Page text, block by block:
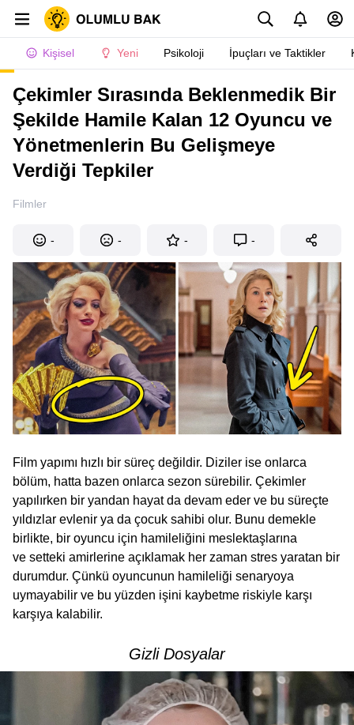
Kişisel Yeni Psikoloji İpuçları ve Taktikler
Çekimler Sırasında Beklenmedik Bir
Şekilde Hamile Kalan 12 Oyuncu ve
Yönetmenlerin Bu Gelişmeye
Verdiği Tepkiler
Filmler
- - - -
Film yapımı hızlı bir süreç değildir. Diziler ise onlarca
bölüm, hatta bazen onlarca sezon sürebilir. Çekimler
yapılırken bir yandan hayat da devam eder ve bu süreçte
yıldızlar evlenir ya da çocuk sahibi olur. Bunu demekle
birlikte, bir oyuncu için hamileliğini meslektaşlarına
ve setteki amirlerine açıklamak her zaman stres yaratan bir
durumdur. Çünkü oyuncunun hamileliği senaryoya
uymayabilir ve bu yüzden işini kaybetme riskiyle karşı
karşıya kalabilir.
Gizli Dosyalar